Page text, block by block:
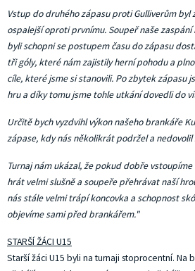
Vstup do druhého zápasu proti Gulliverům byl
ospalejší oproti prvnímu. Soupeř naše
byli schopni se postupem času do zápasu
tři góly, které nám zajistily herní pohodu a
cíle, které jsme si stanovili. Po zbytek zápasu
hru a díky tomu jsme tohle utkání dovedli do
Určitě bych vyzdvihl výkon našeho brankáře
zápase, kdy nás několikrát podržel a nedovolil
Turnaj nám ukázal, že pokud dobře
hrát velmi slušně a soupeře přehrávat naší
nás stále velmi trápí koncovka a schopnost
objevíme sami před brankářem."
STARŠÍ ŽÁCI U15
Starší žáci U15 byli na turnaji stoprocentní. Na